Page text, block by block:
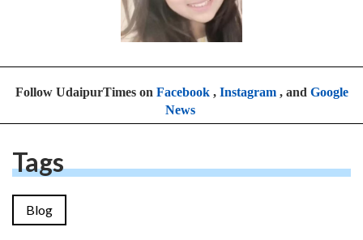
Follow UdaipurTimes on Facebook, Instagram, and Google
News
Tags
Blog